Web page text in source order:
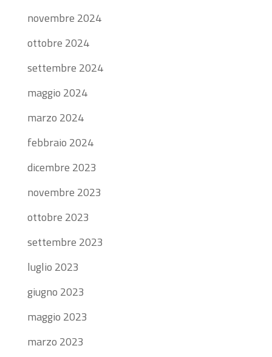
novembre 2024
ottobre 2024
settembre 2024
maggio 2024
marzo 2024
febbraio 2024
dicembre 2023
novembre 2023
ottobre 2023
settembre 2023
luglio 2023
giugno 2023
maggio 2023
marzo 2023